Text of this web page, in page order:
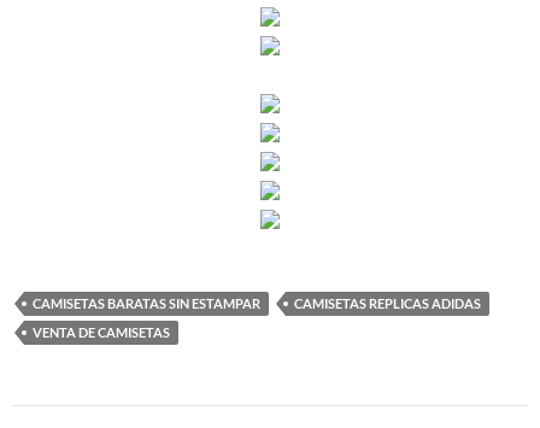
CAMISETAS BARATAS SIN ESTAMPAR
CAMISETAS REPLICAS ADIDAS
VENTA DE CAMISETAS